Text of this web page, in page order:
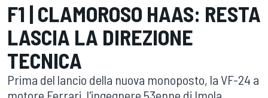
F1 | CLAMOROSO HAAS: RESTA
LASCIA LA DIREZIONE
TECNICA
Prima del lancio della nuova monoposto, la VF-24 a